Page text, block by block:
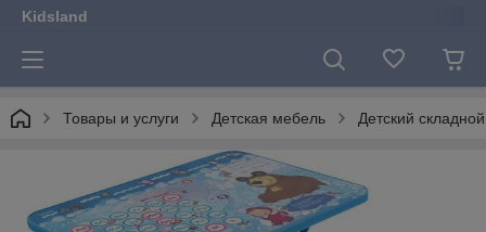
Kidsland
Товары и услуги Детская мебель Детский